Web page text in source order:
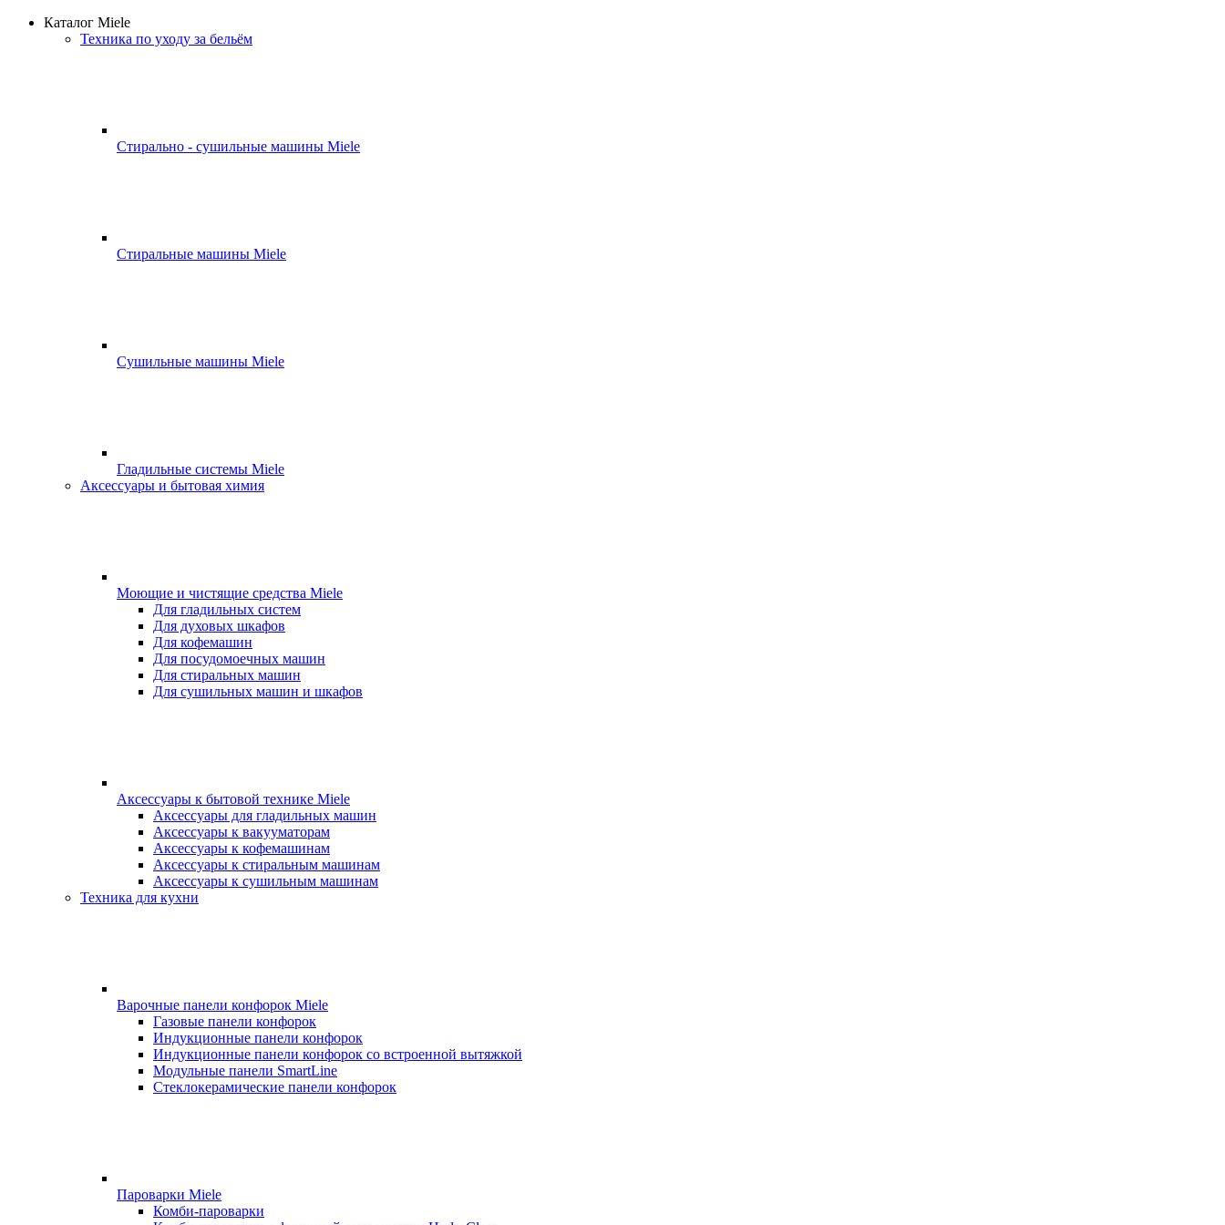
Каталог Miele
Техника по уходу за бельём
Стирально - сушильные машины Miele
Стиральные машины Miele
Сушильные машины Miele
Гладильные системы Miele
Аксессуары и бытовая химия
Моющие и чистящие средства Miele
Для гладильных систем
Для духовых шкафов
Для кофемашин
Для посудомоечных машин
Для стиральных машин
Для сушильных машин и шкафов
Аксессуары к бытовой технике Miele
Аксессуары для гладильных машин
Аксессуары к вакууматорам
Аксессуары к кофемашинам
Аксессуары к стиральным машинам
Аксессуары к сушильным машинам
Техника для кухни
Варочные панели конфорок Miele
Газовые панели конфорок
Индукционные панели конфорок
Индукционные панели конфорок со встроенной вытяжкой
Модульные панели SmartLine
Стеклокерамические панели конфорок
Пароварки Miele
Комби-пароварки